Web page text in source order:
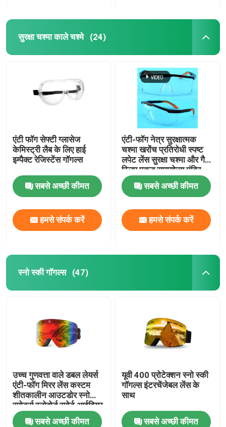
सुरक्षा चश्मा काले चश्मे (24)
एंटी फॉग सेफ्टी ग्लासेज
केमिस्ट्री लैब के लिए हाई
इम्पैक्ट रेजिस्टेंस गॉगल्स
सबसे अच्छी कीमत
हमसे संपर्क करें
एंटी-फॉग नेत्र सुरक्षात्मक
चश्मा खरोंच प्रतिरोधी स्पष्ट
लपेट लेंस सुरक्षा चश्मा और गैर-
स्लिप पकड़ समायोज्य मंदिर
प्रयोगशाला चश्मा
सबसे अच्छी कीमत
हमसे संपर्क करें
स्नो स्की गॉगल्स (47)
उच्च गुणवत्ता वाले डबल लेयर्स
एंटी-फॉग मिरर लेंस कस्टम
शीतकालीन आउटडोर स्नो
स्पोर्ट्स स्नोबोर्ड स्पोर्ट आईवियर
स्की गॉगल्स
सबसे अच्छी कीमत
यूवी 400 प्रोटेक्शन स्नो स्की
गॉगल्स इंटरचेंजेबल लेंस के
साथ
सबसे अच्छी कीमत